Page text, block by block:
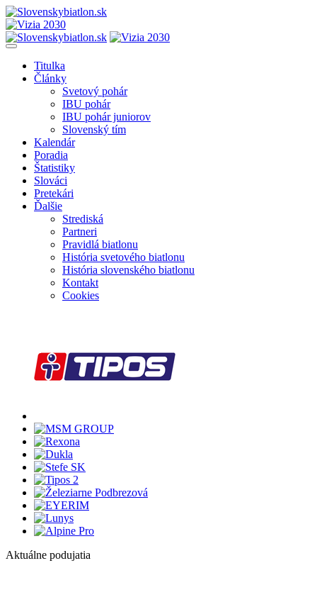
Titulka
Články
Svetový pohár
IBU pohár
IBU pohár juniorov
Slovenský tím
Kalendár
Poradia
Štatistiky
Slováci
Pretekári
Ďalšie
Strediská
Partneri
Pravidlá biatlonu
História svetového biatlonu
História slovenského biatlonu
Kontakt
Cookies
Aktuálne podujatia